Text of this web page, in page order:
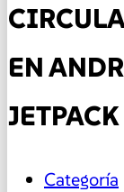
EN
Categoría